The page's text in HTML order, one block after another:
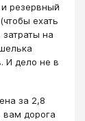
и резервный
ехать
на
И дело не в
за 2,8
дорога